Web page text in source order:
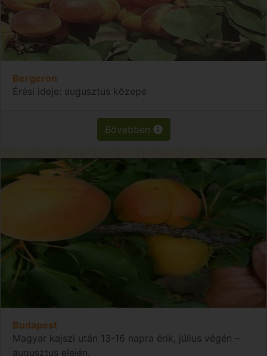
Bergeron
Érési ideje: augusztus közepe
Bővebben
Budapest
Magyar kajszi után 13-16 napra érik, július végén –
augusztus elején.